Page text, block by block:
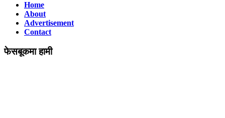
Home
About
Advertisement
Contact
फेसबूकमा हामी